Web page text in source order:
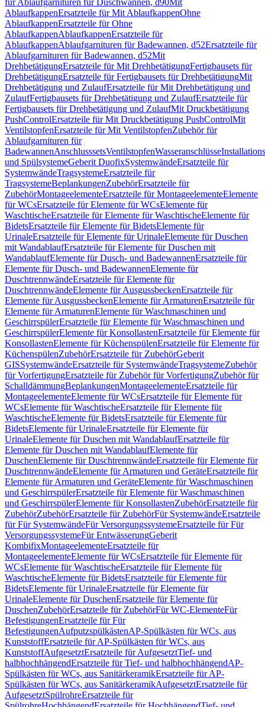
für Ablaufgarnituren für Duschwannen, d90Mit
AblaufkappenErsatzteile für Mit AblaufkappenOhne
AblaufkappenErsatzteile für Ohne
AblaufkappenAblaufkappenErsatzteile für
AblaufkappenAblaufgarnituren für Badewannen, d52Ersatzteile für
Ablaufgarnituren für Badewannen, d52Mit
DrehbetätigungErsatzteile für Mit DrehbetätigungFertigbausets für
DrehbetätigungErsatzteile für Fertigbausets für DrehbetätigungMit
Drehbetätigung und ZulaufErsatzteile für Mit Drehbetätigung und
ZulaufFertigbausets für Drehbetätigung und ZulaufErsatzteile für
Fertigbausets für Drehbetätigung und ZulaufMit Druckbetätigung
PushControlErsatzteile für Mit Druckbetätigung PushControlMit
VentilstopfenErsatzteile für Mit VentilstopfenZubehör für
Ablaufgarnituren für
BadewannenAnschlusssetsVentilstopfenWasseranschlüsse
und SpülsystemeGeberit DuofixSystemwändeErsatzteile für
SystemwändeTragsystemeErsatzteile für
TragsystemeBeplankungenZubehörErsatzteile für
ZubehörMontageelementeErsatzteile für MontageelementeElemente
für WCsErsatzteile für Elemente für WCsElemente für
WaschtischeErsatzteile für Elemente für WaschtischeElemente für
BidetsErsatzteile für Elemente für BidetsElemente für
UrinaleErsatzteile für Elemente für UrinaleElemente für Duschen
mit WandablaufErsatzteile für Elemente für Duschen mit
WandablaufElemente für Dusch- und BadewannenErsatzteile für
Elemente für Dusch- und BadewannenElemente für
DuschtrennwändeErsatzteile für Elemente für
DuschtrennwändeElemente für AusgussbeckenErsatzteile für
Elemente für AusgussbeckenElemente für ArmaturenErsatzteile für
Elemente für ArmaturenElemente für Waschmaschinen und
GeschirrspülerErsatzteile für Elemente für Waschmaschinen und
GeschirrspülerElemente für KonsollastenErsatzteile für Elemente für
KonsollastenElemente für KüchenspülenErsatzteile für Elemente für
KüchenspülenZubehörErsatzteile für ZubehörGeberit
GISSystemwändeErsatzteile für SystemwändeTragsystemeZubehör
für VorfertigungErsatzteile für Zubehör für VorfertigungZubehör für
SchalldämmungBeplankungenMontageelementeErsatzteile für
MontageelementeElemente für WCsErsatzteile für Elemente für
WCsElemente für WaschtischeErsatzteile für Elemente für
WaschtischeElemente für BidetsErsatzteile für Elemente für
BidetsElemente für UrinaleErsatzteile für Elemente für
UrinaleElemente für Duschen mit WandablaufErsatzteile für
Elemente für Duschen mit WandablaufElemente für
DuschenElemente für DuschtrennwändeErsatzteile für Elemente für
DuschtrennwändeElemente für Armaturen und GeräteErsatzteile für
Elemente für Armaturen und GeräteElemente für Waschmaschinen
und GeschirrspülerErsatzteile für Elemente für Waschmaschinen
und GeschirrspülerElemente für KonsollastenZubehörErsatzteile für
ZubehörZubehörErsatzteile für ZubehörFür SystemwändeErsatzteile
für Für SystemwändeFür VersorgungssystemeErsatzteile für Für
VersorgungssystemeFür EntwässerungGeberit
KombifixMontageelementeErsatzteile für
MontageelementeElemente für WCsErsatzteile für Elemente für
WCsElemente für WaschtischeErsatzteile für Elemente für
WaschtischeElemente für BidetsErsatzteile für Elemente für
BidetsElemente für UrinaleErsatzteile für Elemente für
UrinaleElemente für DuschenErsatzteile für Elemente für
DuschenZubehörErsatzteile für ZubehörFür WC-ElementeFür
BefestigungenErsatzteile für Für
BefestigungenAufputzspülkästenAP-Spülkästen für WCs, aus
KunststoffErsatzteile für AP-Spülkästen für WCs, aus
KunststoffAufgesetztErsatzteile für AufgesetztTief- und
halbhochhängendErsatzteile für Tief- und halbhochhängendAP-
Spülkästen für WCs, aus SanitärkeramikErsatzteile für AP-
Spülkästen für WCs, aus SanitärkeramikAufgesetztErsatzteile für
AufgesetztSpülrohreErsatzteile für